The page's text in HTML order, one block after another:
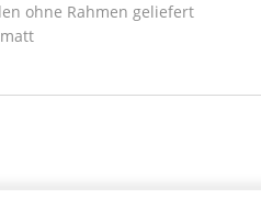
ohne Rahmen geliefert